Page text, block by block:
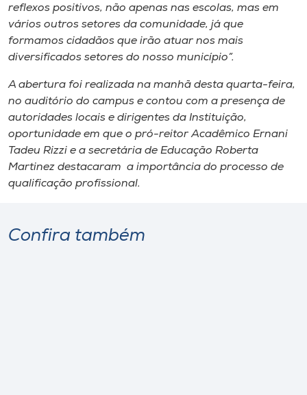
reflexos positivos, não apenas nas escolas, mas em
vários outros setores da comunidade, já que
formamos cidadãos que irão atuar nos mais
diversificados setores do nosso município”.
A abertura foi realizada na manhã desta quarta-feira,
no auditório do campus e contou com a presença de
autoridades locais e dirigentes da Instituição,
oportunidade em que o pró-reitor Acadêmico Ernani
Tadeu Rizzi e a secretária de Educação Roberta
Martinez destacaram a importância do processo de
qualificação profissional.
Confira também